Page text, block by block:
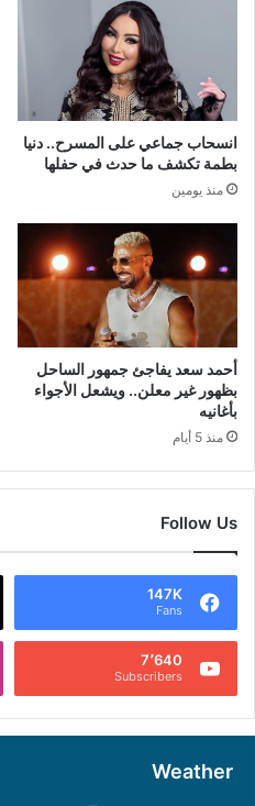
انسحاب جماعي على المسرح.. دنيا
بطمة تكشف ما حدث في حفلها
منذ يومين
أحمد سعد يفاجئ جمهور الساحل
بظهور غير معلن.. ويشعل الأجواء
بأغانيه
منذ 5 أيام
Follow Us
147K
Fans
7٬640
Subscribers
Weather